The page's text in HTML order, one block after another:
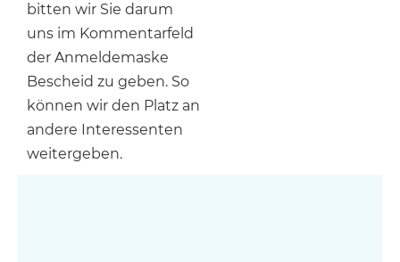
bitten wir Sie darum
uns im Kommentarfeld
der Anmeldemaske
Bescheid zu geben. So
können wir den Platz an
andere Interessenten
weitergeben.